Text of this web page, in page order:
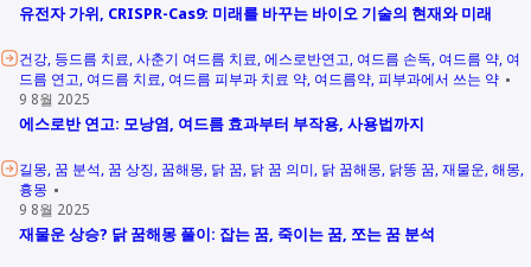
유전자 가위, CRISPR-Cas9: 미래를 바꾸는 바이오 기술의 현재와 미래
건강 등드름 치료 사춘기 여드름 치료 에스로반연고 여드름 손독 여드름 약 여
드름 연고 여드름 치료 여드름 피부과 치료 약 여드름약 피부과에서 쓰는 약
9 8월 2025
에스로반 연고: 모낭염, 여드름 효과부터 부작용, 사용법까지
길몽 꿈 분석 꿈 상징 꿈해몽 닭 꿈 닭 꿈 의미 닭 꿈해몽 닭똥 꿈 재물운 해몽
흉몽
9 8월 2025
재물운 상승? 닭 꿈해몽 풀이: 잡는 꿈, 죽이는 꿈, 쪼는 꿈 분석